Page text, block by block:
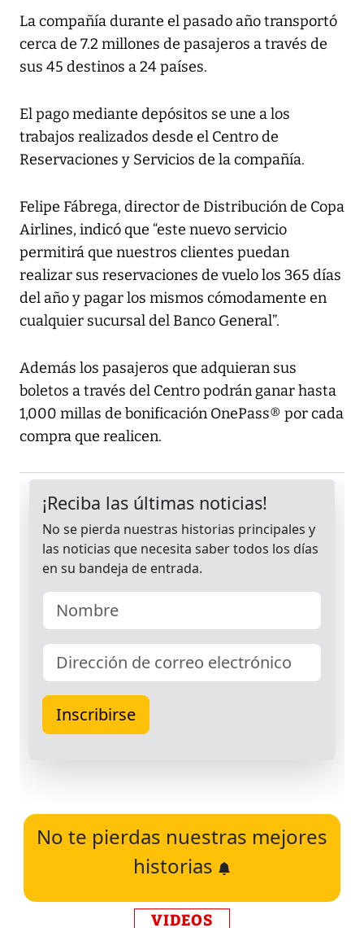
La compañía durante el pasado año transportó
cerca de 7.2 millones de pasajeros a través de
sus 45 destinos a 24 países.
El pago mediante depósitos se une a los
trabajos realizados desde el Centro de
Reservaciones y Servicios de la compañía.
Felipe Fábrega, director de Distribución de Copa
Airlines, indicó que “este nuevo servicio
permitirá que nuestros clientes puedan
realizar sus reservaciones de vuelo los 365 días
del año y pagar los mismos cómodamente en
cualquier sucursal del Banco General”.
Además los pasajeros que adquieran sus
boletos a través del Centro podrán ganar hasta
1,000 millas de bonificación OnePass® por cada
compra que realicen.
No te pierdas nuestras mejores
historias
VIDEOS